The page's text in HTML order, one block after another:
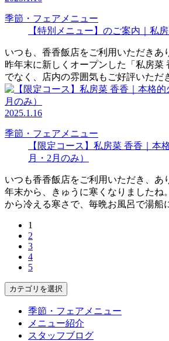
季節・フェアメニュー
【特別メニュー】のご案内｜私
いつも、香香飯店をご利用いただきあ
昨年末に新しくオープンした「私房菜
でなく、店内の雰囲気もご好評いた
2025.1.16
季節・フェアメニュー
【限定コース】私房菜 香香｜本
月・2月のみ）
いつも香香飯店をご利用いただき、あ
年末から、きゅうに寒くなりましたね
から冷える寒さで、毎晩お風呂で湯
1
2
3
4
5
カテゴリを選択
季節・フェアメニュー
メニュー紹介
スタッフブログ